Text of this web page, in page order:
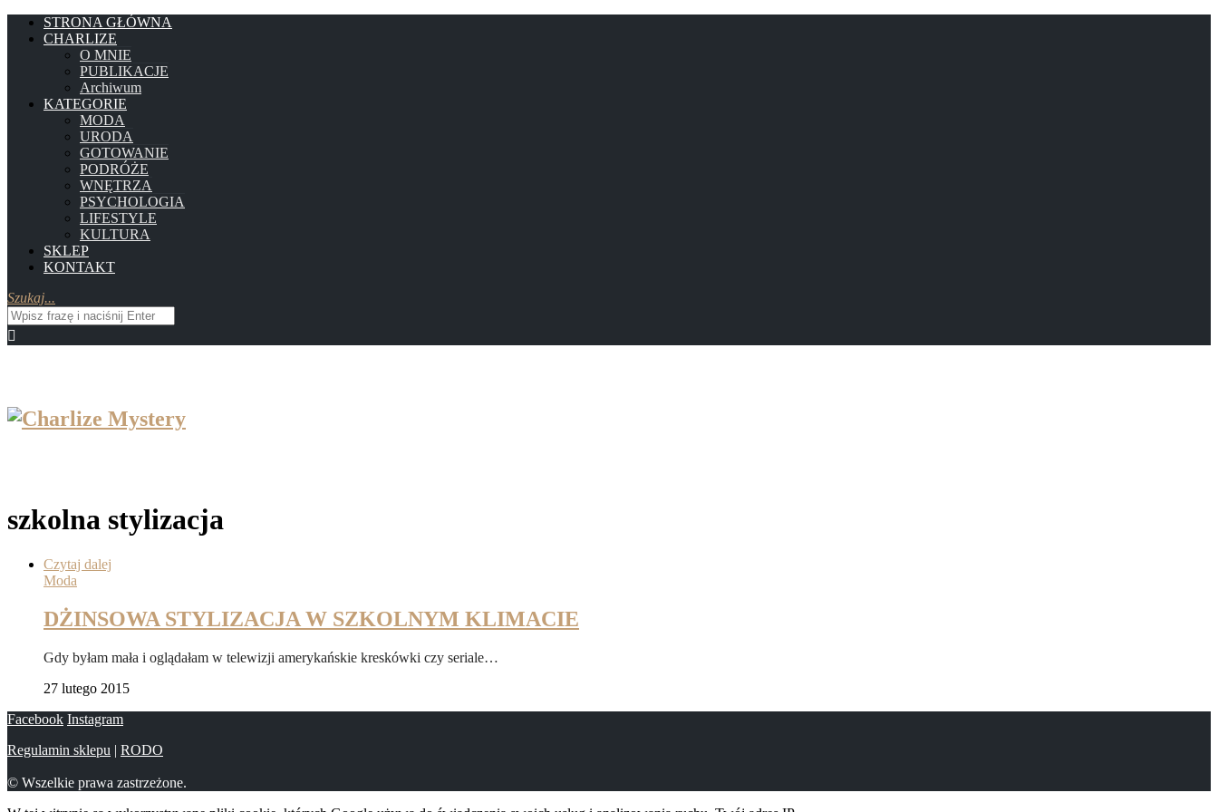
STRONA GŁÓWNA
CHARLIZE
O MNIE
PUBLIKACJE
Archiwum
KATEGORIE
MODA
URODA
GOTOWANIE
PODRÓŻE
WNĘTRZA
PSYCHOLOGIA
LIFESTYLE
KULTURA
SKLEP
KONTAKT
Szukaj...
szkolna stylizacja
Czytaj dalej
Moda
DŻINSOWA STYLIZACJA W SZKOLNYM KLIMACIE
Gdy byłam mała i oglądałam w telewizji amerykańskie kreskówki czy seriale…
27 lutego 2015
Facebook Instagram
Regulamin sklepu | RODO
© Wszelkie prawa zastrzeżone.